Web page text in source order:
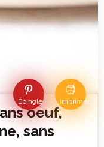
Épingle Imprimer
oeuf,
sans